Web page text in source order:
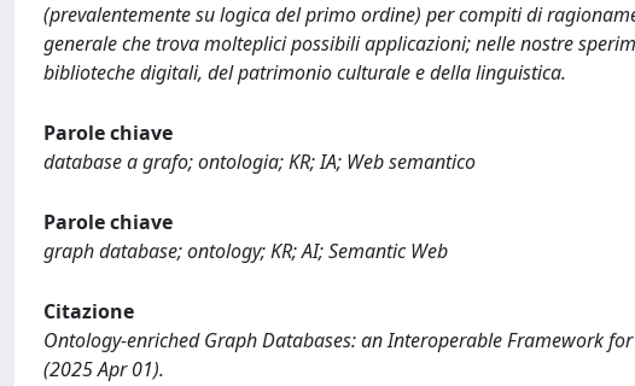
(prevalentemente su logica del primo ordine) per compiti di
generale che trova molteplici possibili applicazioni; nelle nostre
biblioteche digitali, del patrimonio culturale e della linguistica.
Parole chiave
database a grafo; ontologia; KR; IA; Web semantico
Parole chiave
graph database; ontology; KR; AI; Semantic Web
Citazione
Ontology-enriched Graph Databases: an Interoperable Framework
(2025 Apr 01).